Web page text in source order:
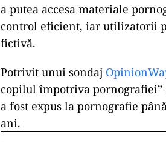
a putea accesa materiale
control eficient, iar utilizatorii
fictivă.
Potrivit unui sondaj
copilul împotriva
a fost expus la pornografie
ani.